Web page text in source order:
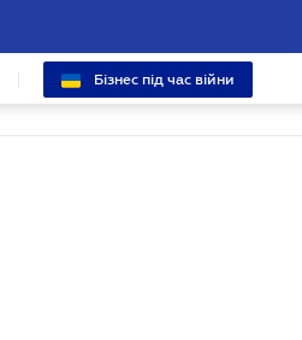
Бізнес під час війни